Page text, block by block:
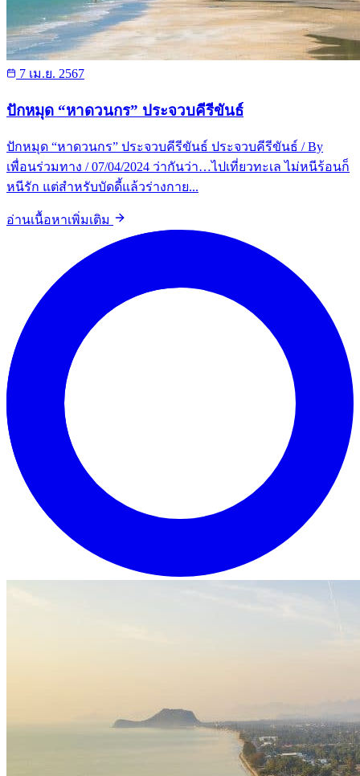
7 เม.ย. 2567
ปักหมุด “หาดวนกร” ประจวบคีรีขันธ์
ปักหมุด “หาดวนกร” ประจวบคีรีขันธ์ ประจวบคีรีขันธ์ / By
เพื่อนร่วมทาง / 07/04/2024 ว่ากันว่า…ไปเที่ยวทะเล ไม่หนีร้อนก็
หนีรัก แต่สำหรับบัดดี้แล้วร่างกาย...
อ่านเนื้อหาเพิ่มเติม